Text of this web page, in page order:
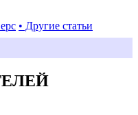
• Другие статьи